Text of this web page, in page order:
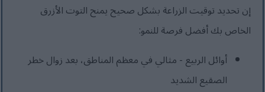
إن تحديد توقيت الزراعة بشكل صحيح يمنح التوت الأزرق
الخاص بك أفضل فرصة للنمو:
أوائل الربيع - مثالي في معظم المناطق، بعد زوال خطر
الصقيع الشديد